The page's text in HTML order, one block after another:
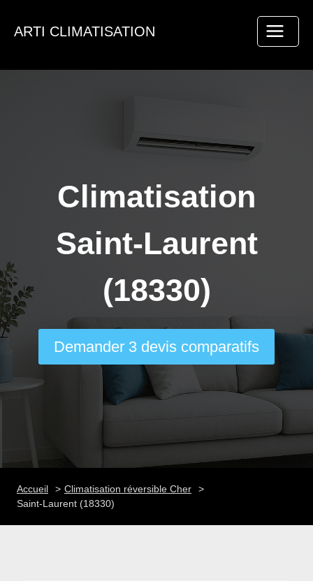
ARTI CLIMATISATION
Climatisation
Saint-Laurent
(18330)
Demander 3 devis comparatifs
Accueil
Climatisation réversible Cher
Saint-Laurent (18330)